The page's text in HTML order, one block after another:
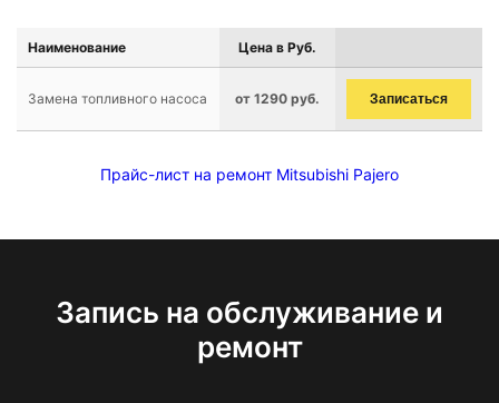
Наименование Цена в Руб.
Замена топливного насоса от 1290 руб. Записаться
Прайс-лист на ремонт Mitsubishi Pajero
Запись на обслуживание и
ремонт